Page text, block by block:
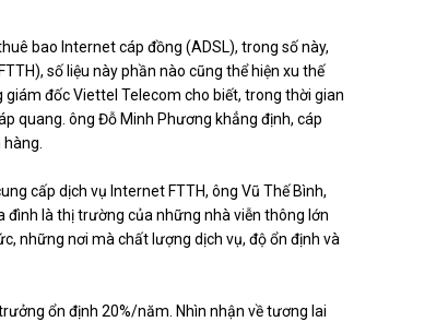
bao Internet cáp đồng (ADSL), trong số này,
số liệu này phần nào cũng thể hiện xu thế
đốc Viettel Telecom cho biết, trong thời gian
quang. ông Đỗ Minh Phương khẳng định, cáp
cấp dịch vụ Internet FTTH, ông Vũ Thế Bình,
đình là thị trường của những nhà viễn thông lớn
những nơi mà chất lượng dịch vụ, độ ổn định và
ổn định 20%/năm. Nhìn nhận về tương lai